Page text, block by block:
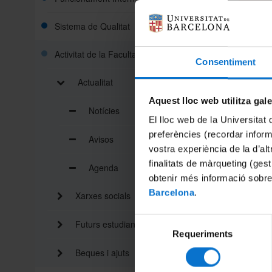
Consentiment
Aquest lloc web utilitza
El lloc web de la Universitat
preferències (recordar
vostra experiència de la
finalitats de màrqueting
obtenir més informació
Barcelona.
consentiment
Requeriments
Sistema de Qualitat
Activitat de la Facultat
Actualitat
Notícies
Avisos
Agenda
Xarxes socials
Futurs estudiants
Beques i ajuts
ajudar-
una